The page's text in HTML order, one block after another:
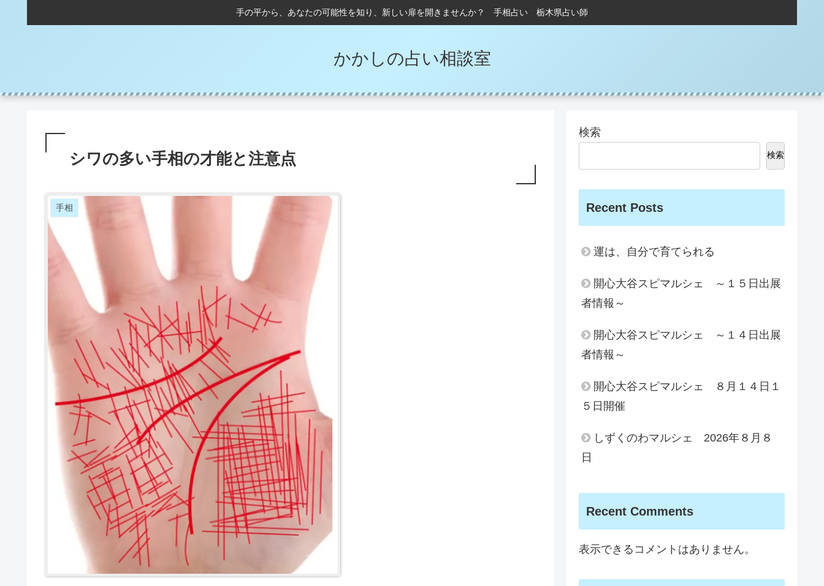
手の平から、あなたの可能性を知り、新しい扉を開きませんか？ 手相占い 栃木県占い師
かかしの占い相談室
シワの多い手相の才能と注意点
手相
検索
検索
Recent Posts
運は、自分で育てられる
開心大谷スピマルシェ ～１５日出展
者情報～
開心大谷スピマルシェ ～１４日出展
者情報～
開心大谷スピマルシェ ８月１４日１
５日開催
しずくのわマルシェ 2026年８月８
日
Recent Comments
表示できるコメントはありません。